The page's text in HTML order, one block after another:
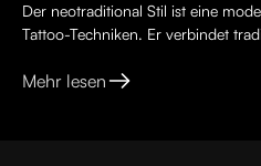
Der neotraditional Stil ist eine
Tattoo-Techniken. Er verbindet
Mehr lesen